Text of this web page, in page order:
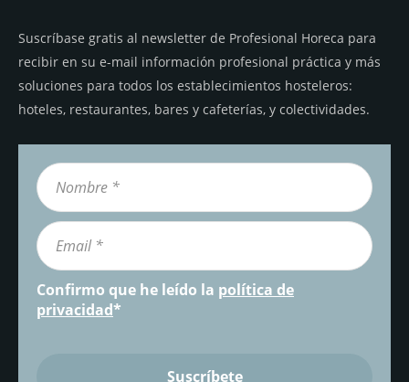
Suscríbase gratis al newsletter de Profesional Horeca para
recibir en su e-mail información profesional práctica y más
soluciones para todos los establecimientos hosteleros:
hoteles, restaurantes, bares y cafeterías, y colectividades.
Confirmo que he leído la política de
privacidad*